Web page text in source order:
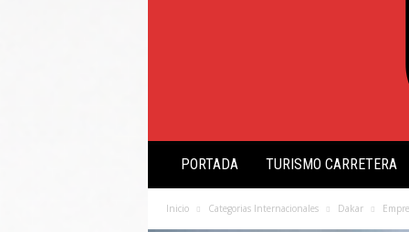
s
ó
PORTADA TURISMO CARRETERA
Inicio Categorias Internacionales Dakar